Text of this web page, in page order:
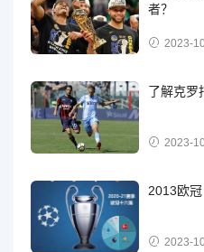
者？
2023-
了解克罗
2023-
2013欧
2023-